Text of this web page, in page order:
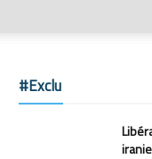
#Exclu